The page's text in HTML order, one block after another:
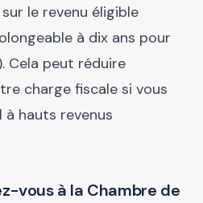
le revenu éligible
à dix ans pour
Cela peut réduire
charge fiscale si vous
hauts revenus
vous à la Chambre de